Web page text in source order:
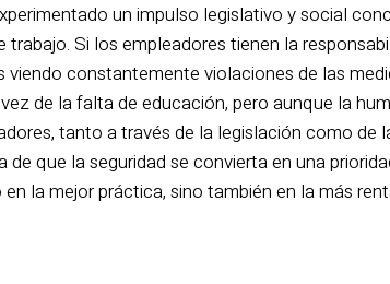
un impulso legislativo y social
Si los empleadores tienen la
constantemente violaciones de las
de la falta de educación, pero aunque la
tanto a través de la legislación como de
que la seguridad se convierta en una
la mejor práctica, sino también en la más